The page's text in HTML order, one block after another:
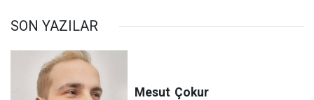
SON YAZILAR
Mesut Çokur